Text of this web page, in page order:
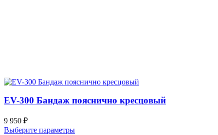
EV-300 Бандаж пояснично кресцовый
9 950 ₽
Выберите параметры